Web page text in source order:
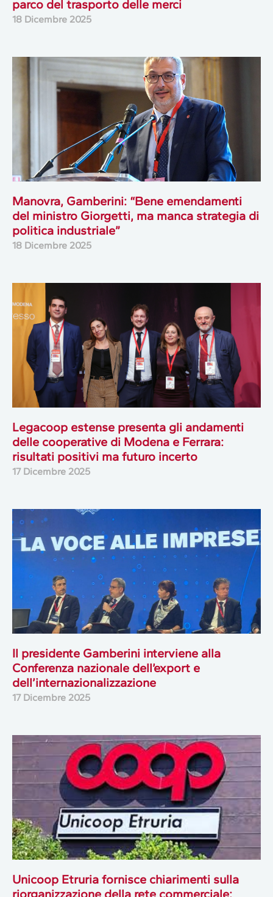
parco del trasporto delle merci
18 Dicembre 2025
Manovra, Gamberini: “Bene emendamenti
del ministro Giorgetti, ma manca strategia di
politica industriale”
18 Dicembre 2025
Legacoop estense presenta gli andamenti
delle cooperative di Modena e Ferrara:
risultati positivi ma futuro incerto
17 Dicembre 2025
Il presidente Gamberini interviene alla
Conferenza nazionale dell’export e
dell’internazionalizzazione
17 Dicembre 2025
Unicoop Etruria fornisce chiarimenti sulla
riorganizzazione della rete commerciale: